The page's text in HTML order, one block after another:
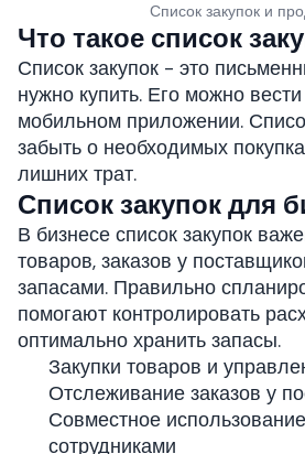
Список закупок и
Что такое список
Список закупок - это
нужно купить. Его можно
мобильном приложении.
забыть о необходимых
лишних трат.
Список закупок для
В бизнесе список закупок
товаров, заказов у
запасами. Правильно
помогают контролировать
оптимально хранить запасы.
Закупки товаров и
Отслеживание заказов у
Совместное
сотрудниками